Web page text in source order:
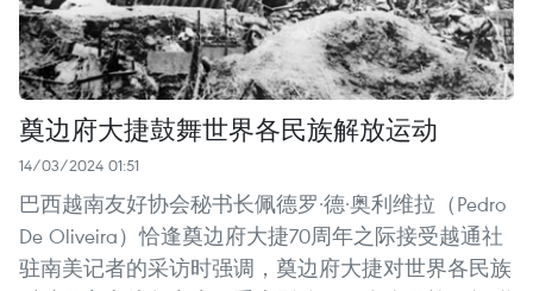
奠边府大捷鼓舞世界各民族解放运动
14/03/2024 01:51
巴西越南友好协会秘书长佩德罗·德·奥利维拉（Pedro
De Oliveira）恰逢奠边府大捷70周年之际接受越通社
驻南美记者的采访时强调，奠边府大捷对世界各民族